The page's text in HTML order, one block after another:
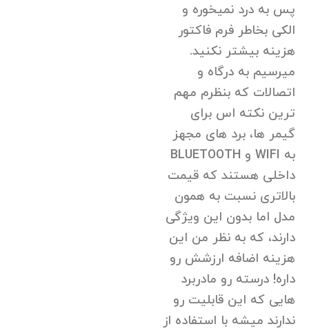
پس به درد نمیخوره و
الکی بخاطر فرم فاکتور
هزینه بیشتر نکنید.
میرسیم به درگاه و
اتصالات که بنظرم مهم
ترین نکته اس برای
گیمر ها، برد های مجهز
به WIFI و BLUETOOTH
داخلی هستند که قیمت
بالاتری نسبت به همون
مدل اما بدون این ویژگی
دارند، که به نظر من این
هزینه اضافه ارزشش رو
داره! درسته رو مادربرد
هایی که این قابلیت رو
ندارند میشه با استفاده از